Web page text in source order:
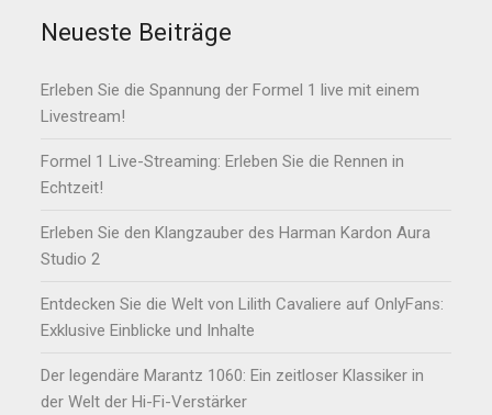
Neueste Beiträge
Erleben Sie die Spannung der Formel 1 live mit einem
Livestream!
Formel 1 Live-Streaming: Erleben Sie die Rennen in
Echtzeit!
Erleben Sie den Klangzauber des Harman Kardon Aura
Studio 2
Entdecken Sie die Welt von Lilith Cavaliere auf OnlyFans:
Exklusive Einblicke und Inhalte
Der legendäre Marantz 1060: Ein zeitloser Klassiker in
der Welt der Hi-Fi-Verstärker